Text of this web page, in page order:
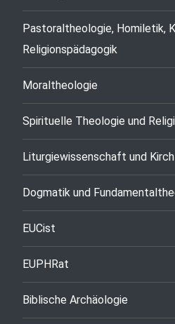
Pastoraltheologie, Homiletik,
Religionspädagogik
Moraltheologie
Spirituelle Theologie und
Liturgiewissenschaft und
Dogmatik und
EUCist
EUPHRat
Biblische Archäologie